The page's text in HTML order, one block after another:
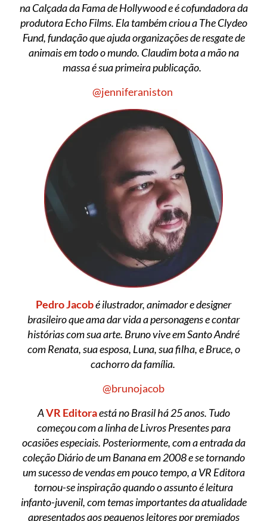
na Calçada da Fama de Hollywood e é cofundadora da
produtora Echo Films. Ela também criou a The Clydeo
Fund, fundação que ajuda organizações de resgate de
animais em todo o mundo. Claudim bota a mão na
massa é sua primeira publicação.
@jenniferaniston
Pedro Jacobé ilustrador, animador e designer
brasileiro que ama dar vida a personagens e contar
histórias com sua arte. Bruno vive em Santo André
com Renata, sua esposa, Luna, sua filha, e Bruce, o
cachorro da família.
@brunojacob
AVR Editoraestá no Brasil há 25 anos. Tudo
começou com a linha de Livros Presentes para
ocasiões especiais. Posteriormente, com a entrada da
coleção Diário de um Banana em 2008 e se tornando
um sucesso de vendas em pouco tempo, a VR Editora
tornou-se inspiração quando o assunto é leitura
infanto-juvenil, com temas importantes da atualidade
apresentados aos pequenos leitores por premiados